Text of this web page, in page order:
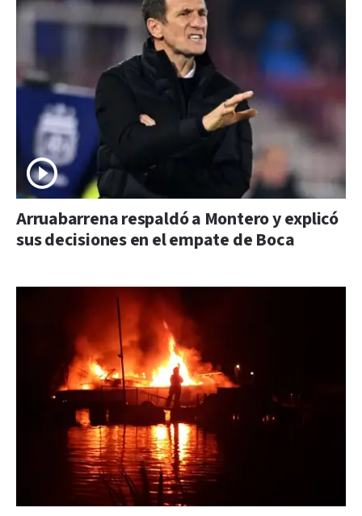
Arruabarrena respaldó a Montero y explicó
sus decisiones en el empate de Boca